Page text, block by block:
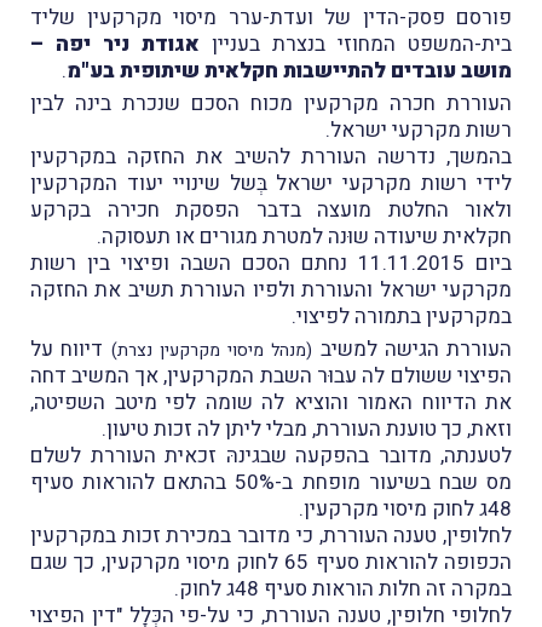
פורסם פסק-הדין של ועדת-ערר מיסוי מקרקעין שליד
בית-המשפט המחוזי בנצרת בעניין אגודת ניר יפה –
מושב עובדים להתיישבות חקלאית שיתופית בע"מ.
העוררת חכרה מקרקעין מכוח הסכם שנכרת בינה לבין
רשות מקרקעי ישראל.
בהמשך, נדרשה העוררת להשיב את החזקה במקרקעין
לידי רשות מקרקעי ישראל בְּשל שינויי יעוד המקרקעין
ולאור החלטת מועצה בדבר הפסקת חכירה בקרקע
חקלאית שיעודה שוּנה למטרת מגורים או תעסוקה.
ביום 11.11.2015 נחתם הסכם השבה ופיצוי בין רשות
מקרקעי ישראל והעוררת ולפיו העוררת תשיב את החזקה
במקרקעין בתמורה לפיצוי.
העוררת הגישה למשיב (מנהל מיסוי מקרקעין נצרת) דיווח על
הפיצוי ששולם לה עבוּר השבת המקרקעין, אך המשיב דחה
את הדיווח האמור והוציא לה שומה לפי מיטב השפיטה,
וזאת, כך טוענת העוררת, מבלי ליתן לה זכות טיעון.
לטענתה, מדובר בהפקעה שבגינהּ זכאית העוררת לשלם
מס שבח בשיעור מופחת ב-50% בהתאם להוראות סעיף
48ג לחוק מיסוי מקרקעין.
לחלופין, טענה העוררת, כי מדובר במכירת זכות במקרקעין
הכפופה להוראות סעיף 65 לחוק מיסוי מקרקעין, כך שגם
במקרה זה חלות הוראות סעיף 48ג לחוק.
לחלופי חלופין, טענה העוררת, כי על-פי הכְּלָל "דין הפיצוי